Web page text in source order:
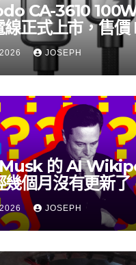
CA-3610
線正式上市，售價
JOSEPH
的 AI
幾個月沒有更新了
JOSEPH